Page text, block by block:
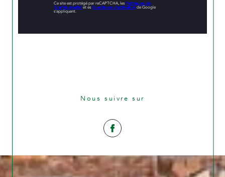
Ce site est protégé par reCAPTCHA, lesPolitiques de
Confidentialitéet esConditions d'utilisationde Google
s'appliquent.
Nous suivre sur